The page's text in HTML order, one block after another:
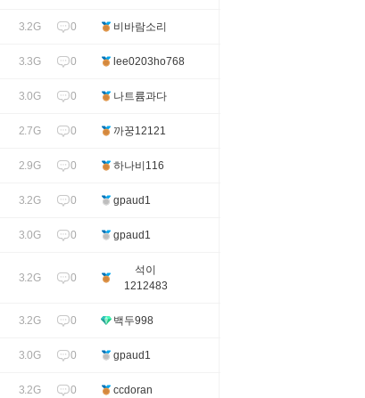
3.2G 0 비바람소리
3.3G 0 lee0203ho768
3.0G 0 나트륨과다
2.7G 0 까꿍12121
2.9G 0 하나비116
3.2G 0 gpaud1
3.0G 0 gpaud1
3.2G 0
석이
1212483
3.2G 0 백두998
3.0G 0 gpaud1
3.2G 0 ccdoran